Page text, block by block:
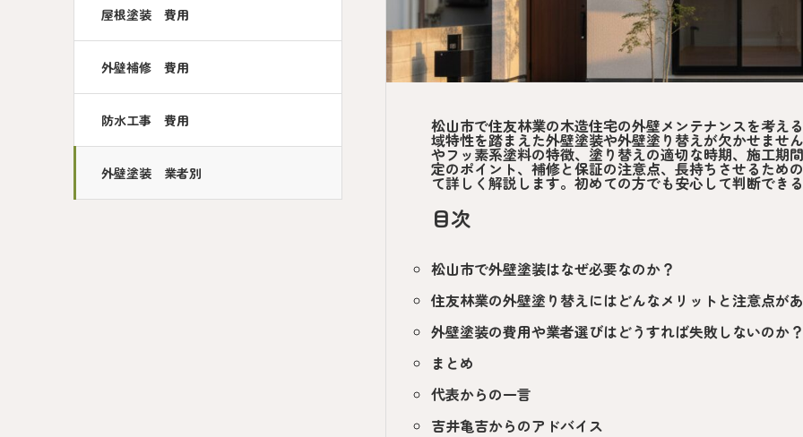
屋根塗装 費用
外壁補修 費用
防水工事 費用
外壁塗装 業者別
松山市で住友林業の木造住宅の外壁メンテナンスを考え
域特性を踏まえた外壁塗装や外壁塗り替えが欠かせませ
やフッ素系塗料の特徴、塗り替えの適切な時期、施工期
定のポイント、補修と保証の注意点、長持ちさせるため
て詳しく解説します。初めての方でも安心して判断でき
目次
松山市で外壁塗装はなぜ必要なのか？
住友林業の外壁塗り替えにはどんなメリットと注意点が
外壁塗装の費用や業者選びはどうすれば失敗しないのか？
まとめ
代表からの一言
吉井亀吉からのアドバイス